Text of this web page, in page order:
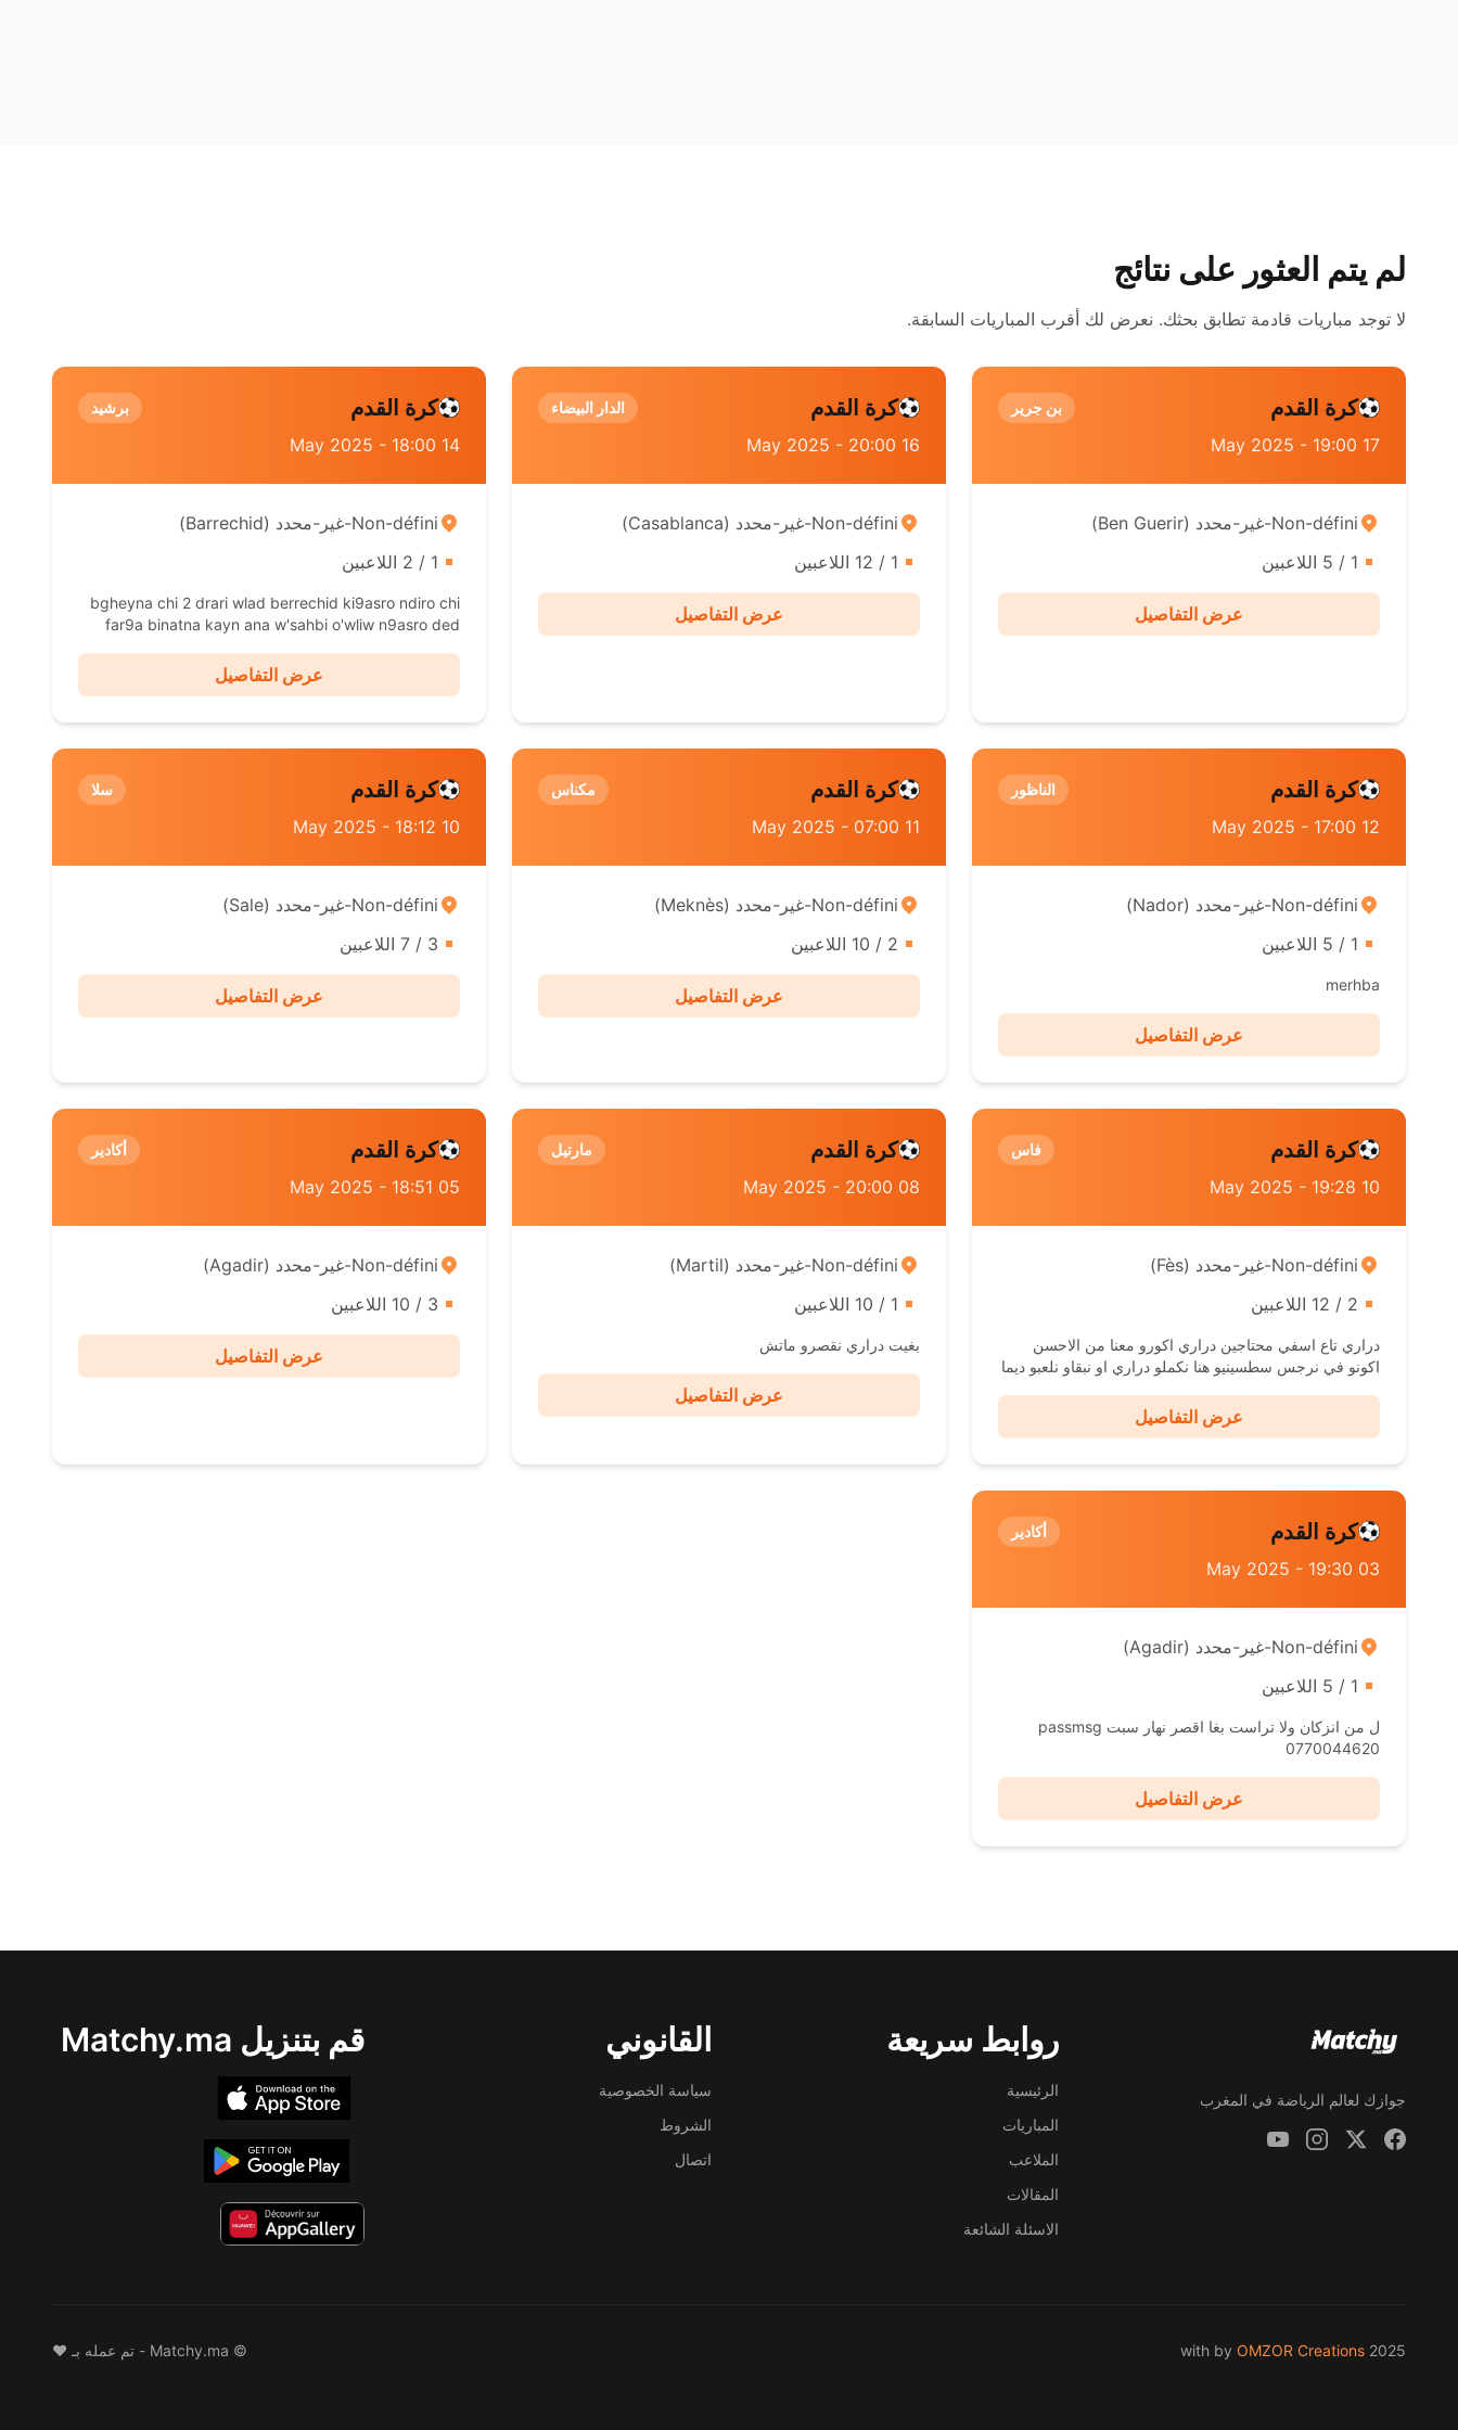
لم يتم العثور على نتائج
لا توجد مباريات قادمة تطابق بحثك. نعرض لك أقرب المباريات السابقة.
كرة القدم بن جرير
17 May 2025 - 19:00
Non-défini-غير-محدد ( Ben Guerir)
1 / 5 اللاعبين
عرض التفاصيل
كرة القدم الدار البيضاء
16 May 2025 - 20:00
Non-défini-غير-محدد ( Casablanca)
1 / 12 اللاعبين
عرض التفاصيل
كرة القدم برشيد
14 May 2025 - 18:00
Non-défini-غير-محدد ( Barrechid)
1 / 2 اللاعبين
bgheyna chi 2 drari wlad berrechid ki9asro ndiro chi
far9a binatna kayn ana w'sahbi o'wliw n9asro ded
عرض التفاصيل
كرة القدم الناظور
12 May 2025 - 17:00
Non-défini-غير-محدد ( Nador)
1 / 5 اللاعبين
merhba
عرض التفاصيل
كرة القدم مكناس
11 May 2025 - 07:00
Non-défini-غير-محدد ( Meknès)
2 / 10 اللاعبين
عرض التفاصيل
كرة القدم سلا
10 May 2025 - 18:12
Non-défini-غير-محدد ( Sale)
3 / 7 اللاعبين
عرض التفاصيل
كرة القدم فاس
10 May 2025 - 19:28
Non-défini-غير-محدد ( Fès)
2 / 12 اللاعبين
دراري تاع اسفي محتاجين دراري اكورو معنا من الاحسن
اكونو في نرجس سطسينيو هنا نكملو دراري او نبقاو نلعبو ديما
عرض التفاصيل
كرة القدم مارتيل
08 May 2025 - 20:00
Non-défini-غير-محدد ( Martil)
1 / 10 اللاعبين
بغيت دراري نقصرو ماتش
عرض التفاصيل
كرة القدم أكادير
05 May 2025 - 18:51
Non-défini-غير-محدد ( Agadir)
3 / 10 اللاعبين
عرض التفاصيل
كرة القدم أكادير
03 May 2025 - 19:30
Non-défini-غير-محدد ( Agadir)
1 / 5 اللاعبين
ل من انزكان ولا تراست بغا اقصر نهار سبت passmsg
0770044620
عرض التفاصيل
جوازك لعالم الرياضة في المغرب
روابط سريعة
الرئيسية
المباريات
الملاعب
المقالات
الاسئلة الشائعة
القانوني
سياسة الخصوصية
الشروط
اتصال
قم بتنزيل Matchy.ma
2025 with
by OMZOR Creations © Matchy.ma - تم عمله بـ ❤️